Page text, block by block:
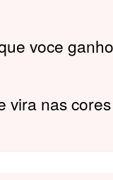
voce
vira nas